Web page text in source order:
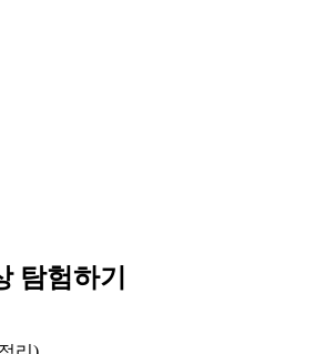
탐험하기